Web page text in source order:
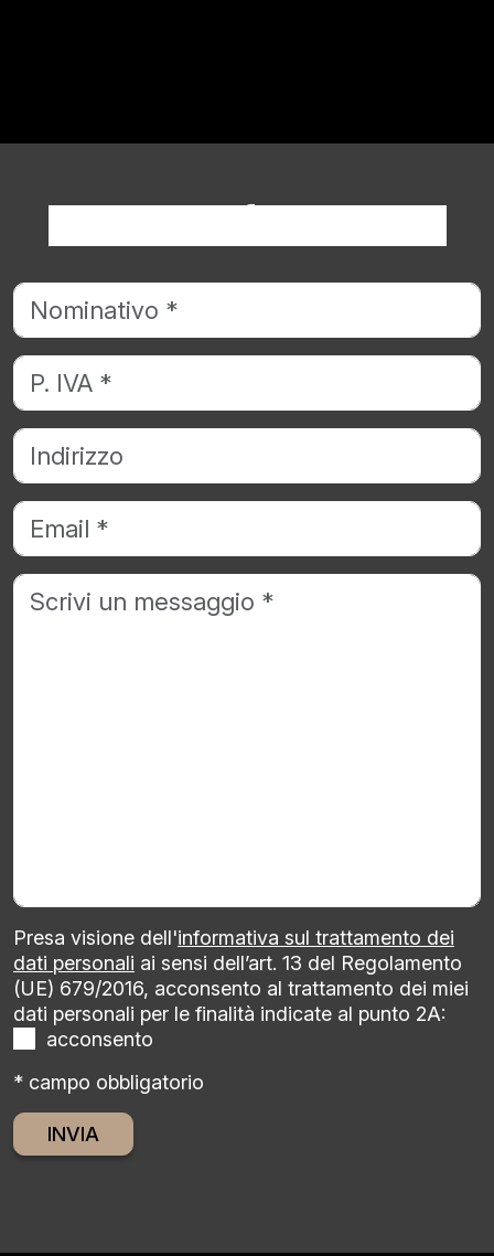
Richiedi informazioni
Presa visione dell'informativa sul trattamento dei
dati personali ai sensi dell’art. 13 del Regolamento
(UE) 679/2016, acconsento al trattamento dei miei
dati personali per le finalità indicate al punto 2A:
acconsento
* campo obbligatorio